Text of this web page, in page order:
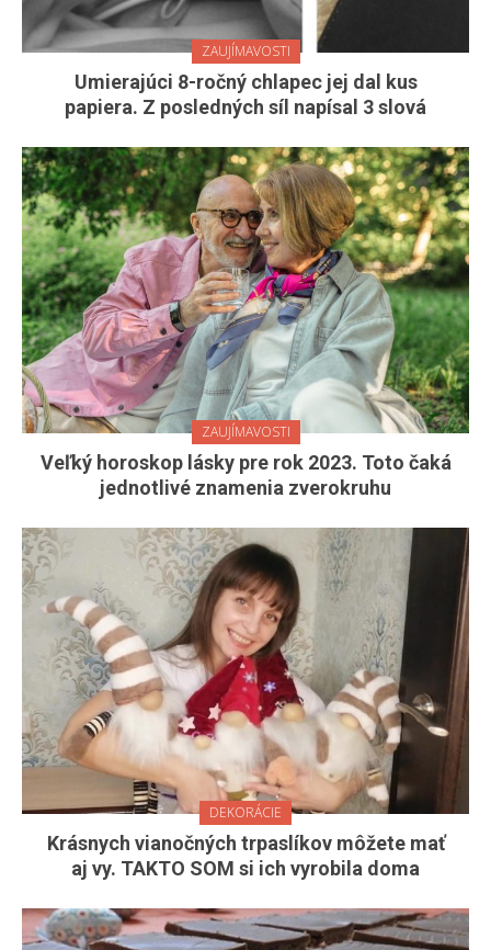
ZAUJÍMAVOSTI
Umierajúci 8-ročný chlapec jej dal kus
papiera. Z posledných síl napísal 3 slová
ZAUJÍMAVOSTI
Veľký horoskop lásky pre rok 2023. Toto čaká
jednotlivé znamenia zverokruhu
DEKORÁCIE
Krásnych vianočných trpaslíkov môžete mať
aj vy. TAKTO SOM si ich vyrobila doma